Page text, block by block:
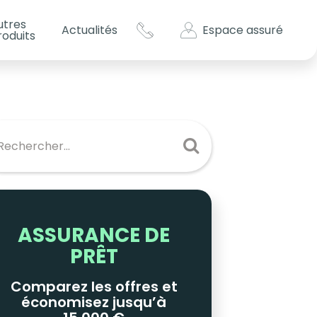
?
Actualités Espace assuré
ASSURANCE DE
PRÊT
Comparez les offres et
économisez jusqu’à